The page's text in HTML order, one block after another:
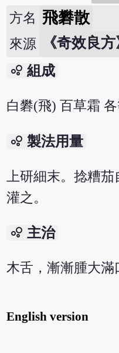
方名 飛礬散
來源 《奇效良
bubble_chart 組成
白礬(飛) 百草霜
bubble_chart 製法用量
上研細末。捻糟
灌之。
bubble_chart 主治
木舌，漸漸腫大滿
English version